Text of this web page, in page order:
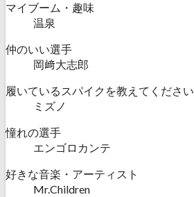
マイブーム・趣味
温泉
仲のいい選手
岡﨑大志郎
履いているスパイクを教えてください
ミズノ
憧れの選手
エンゴロカンテ
好きな音楽・アーティスト
Mr.Children